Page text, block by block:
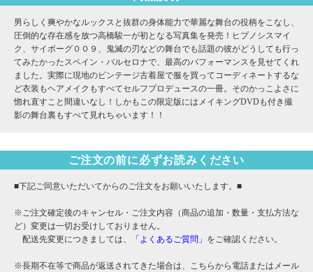
男らしく爽やかなルックスと抜群の身体能力で華麗な舞台の役柄をこなし、
圧倒的な存在感を放つ高橋駿一が初となる写真集を発売！ヒプノシスマイ
ク、サイボーグ００９、鬼滅の刃などの舞台でも話題の彼がどうしても行っ
てみたかったスペイン・バルセロナで、最高のパフォーマンスを見せてくれ
ました。実際に現地のビンテージ古着屋で服を買ってコーディネートするな
ど衣装もヘアメイクもすべてセルフプロデュースの一冊。そのかっこよさに
惚れ直すこと間違いなし！しかもこの限定版にはメイキングDVDも付き撮
影の舞台裏もすべて見れちゃいます！！
ご注文の前に必ずお読みください
■下記ご同意いただいてからのご注文をお願いいたします。■
※ご注文確定後のキャンセル・ご注文内容（商品の追加・数量・支払方法な
ど）変更は一切お受けしておりません。
配送先変更につきましては、
「よくあるご質問」 をご確認ください。
※長期不在等で商品が返送されてきた場合は、こちらから電話またはメール